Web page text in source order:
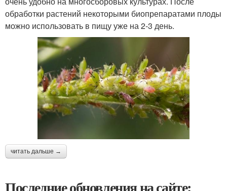
обработки растений некоторыми биопрепаратами плоды
можно использовать в пищу уже на 2-3 день.
читать дальше →